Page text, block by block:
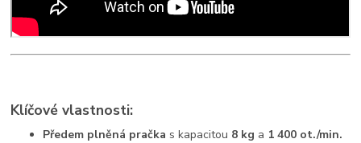
Klíčové vlastnosti:
Předem plněná pračka s kapacitou 8 kg a 1 400 ot./min.